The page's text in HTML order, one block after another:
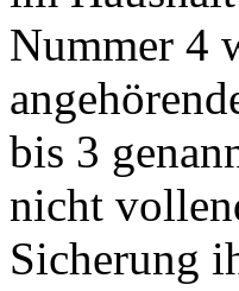
Nummer 4
bis 3
nicht
Sicherung